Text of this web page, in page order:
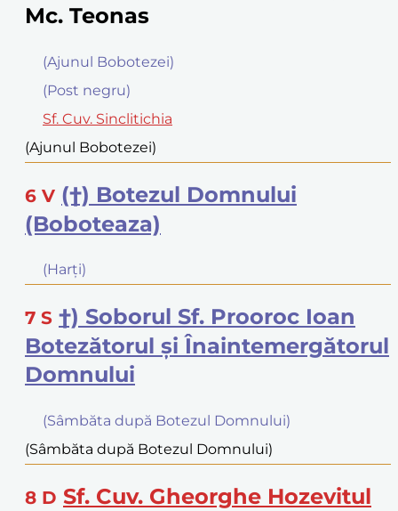
Mc. Teonas
(Ajunul Bobotezei)
(Post negru)
Sf. Cuv. Sinclitichia
(Ajunul Bobotezei)
6 V (†) Botezul Domnului
(Boboteaza)
(Harţi)
7 S †) Soborul Sf. Prooroc Ioan
Botezătorul şi Înaintemergătorul
Domnului
(Sâmbăta după Botezul Domnului)
(Sâmbăta după Botezul Domnului)
8 D Sf. Cuv. Gheorghe Hozevitul